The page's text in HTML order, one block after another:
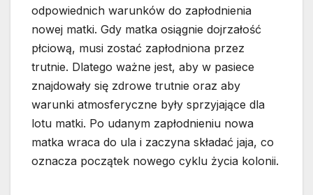
odpowiednich warunków do zapłodnienia
nowej matki. Gdy matka osiągnie dojrzałość
płciową, musi zostać zapłodniona przez
trutnie. Dlatego ważne jest, aby w pasiece
znajdowały się zdrowe trutnie oraz aby
warunki atmosferyczne były sprzyjające dla
lotu matki. Po udanym zapłodnieniu nowa
matka wraca do ula i zaczyna składać jaja, co
oznacza początek nowego cyklu życia kolonii.